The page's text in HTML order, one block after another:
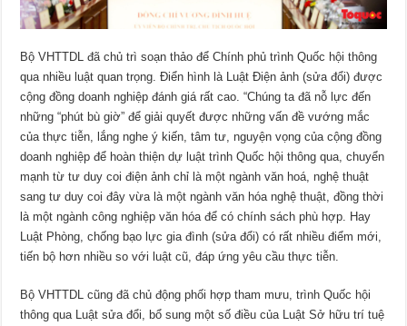
Bộ VHTTDL đã chủ trì soạn thảo để Chính phủ trình Quốc hội thông
qua nhiều luật quan trọng. Điển hình là Luật Điện ảnh (sửa đổi) được
cộng đồng doanh nghiệp đánh giá rất cao. “Chúng ta đã nỗ lực đến
những “phút bù giờ” để giải quyết được những vấn đề vướng mắc
của thực tiễn, lắng nghe ý kiến, tâm tư, nguyện vọng của cộng đồng
doanh nghiệp để hoàn thiện dự luật trình Quốc hội thông qua, chuyển
mạnh từ tư duy coi điện ảnh chỉ là một ngành văn hoá, nghệ thuật
sang tư duy coi đây vừa là một ngành văn hóa nghệ thuật, đồng thời
là một ngành công nghiệp văn hóa để có chính sách phù hợp. Hay
Luật Phòng, chống bạo lực gia đình (sửa đổi) có rất nhiều điểm mới,
tiến bộ hơn nhiều so với luật cũ, đáp ứng yêu cầu thực tiễn.
Bộ VHTTDL cũng đã chủ động phối hợp tham mưu, trình Quốc hội
thông qua Luật sửa đổi, bổ sung một số điều của Luật Sở hữu trí tuệ